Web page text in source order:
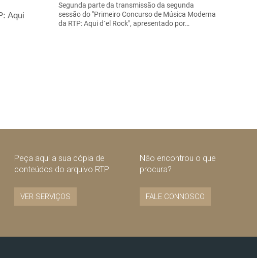
Aqui
Segunda parte da transmissão da segunda
sessão do "Primeiro Concurso de Música Moderna
da RTP: Aqui d´el Rock", apresentado por…
Peça aqui a sua cópia de
conteúdos do arquivo RTP
VER SERVIÇOS
Não encontrou o que
procura?
FALE CONNOSCO